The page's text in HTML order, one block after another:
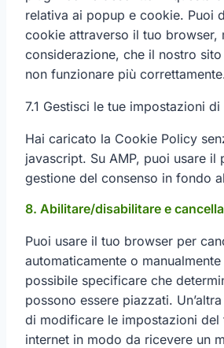
relativa ai popup e cookie. Puoi
cookie attraverso il tuo browser,
considerazione, che il nostro
non funzionare più
7.1 Gestisci le tue impostazioni di
Hai caricato la Cookie Policy
javascript. Su AMP, puoi usare il
gestione del consenso in fondo
8. Abilitare/disabilitare e
Puoi usare il tuo browser per
automaticamente o
possibile specificare che
possono essere piazzati.
di modificare le impostazioni del
internet in modo da ricevere un